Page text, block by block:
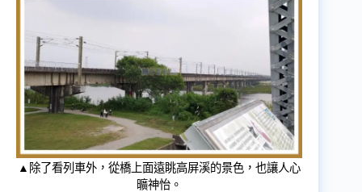
▲除了看列車外，從橋上面遠眺高屏溪的景色，也讓人心
曠神怡。